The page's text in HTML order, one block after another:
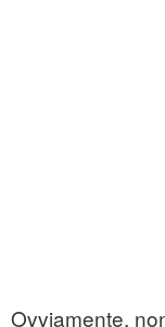
Ovviamente,